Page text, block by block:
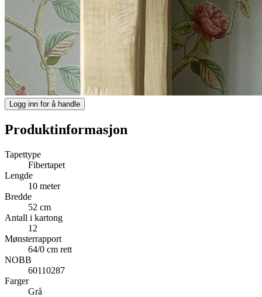
Logg inn for å handle
Produktinformasjon
Tapettype
Fibertapet
Lengde
10 meter
Bredde
52 cm
Antall i kartong
12
Mønsterrapport
64/0 cm rett
NOBB
60110287
Farger
Grå